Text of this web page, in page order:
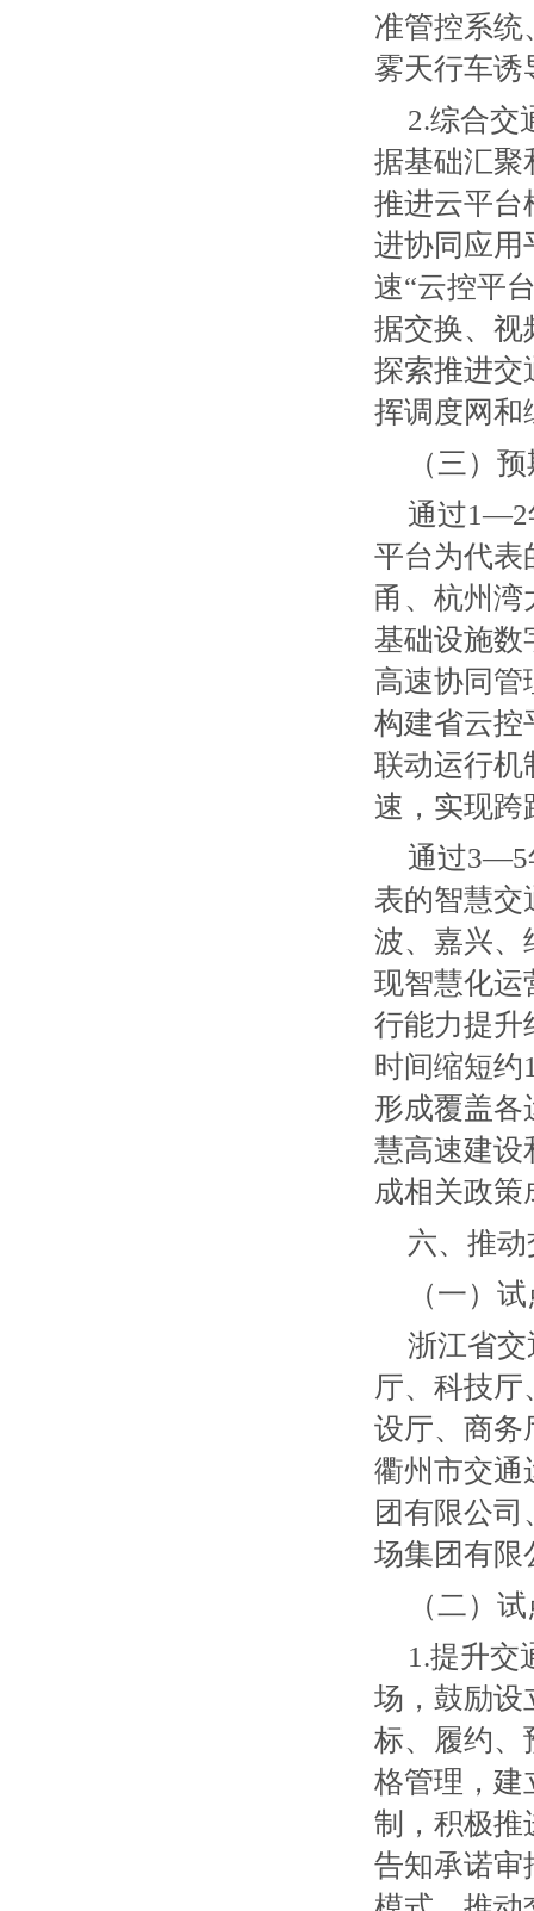
准管控系统
雾天行车诱
2.综合交
据基础汇聚
推进云平台
进协同应用
速“云控平
据交换、视
探索推进交
挥调度网和
（三）
通过1—2
平台为代表
甬、杭州湾
基础设施数
高速协同管
构建省云控
联动运行机
速，实现跨
通过3—5
表的智慧交
波、嘉兴、
现智慧化运
行能力提升
时间缩短
形成覆盖各
慧高速建设
成相关政策
六、推
（一）
浙江省
厅、科技
设厅、商务
衢州市交通
团有限公
场集团有限
（二）
1.提升交
场，鼓励设
标、履约、
格管理，建
制，积极推
告知承诺审